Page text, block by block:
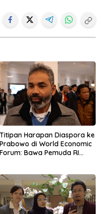
Titipan Harapan Diaspora ke
Prabowo di World Economic
Forum: Bawa Pemuda RI